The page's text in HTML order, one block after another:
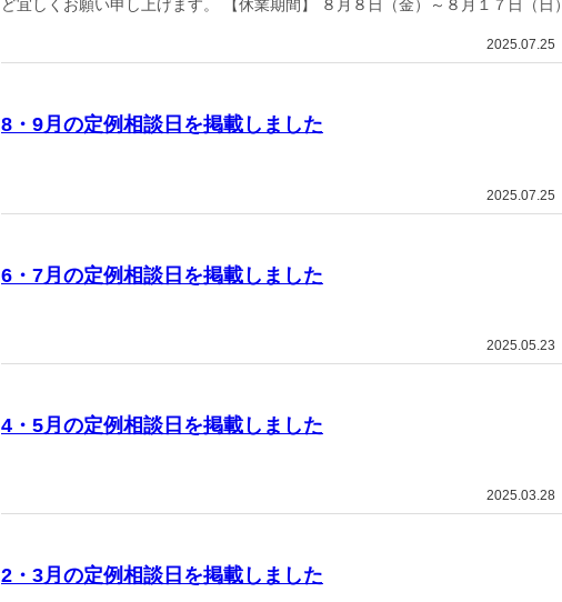
ど宜しくお願い申し上げます。 【休業期間】 ８月８日（金）～８月１７日（日）
2025.07.25
8・9月の定例相談日を掲載しました
2025.07.25
6・7月の定例相談日を掲載しました
2025.05.23
4・5月の定例相談日を掲載しました
2025.03.28
2・3月の定例相談日を掲載しました